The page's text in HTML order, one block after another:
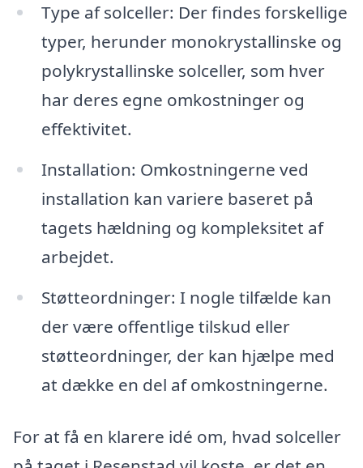
Type af solceller: Der findes forskellige
typer, herunder monokrystallinske og
polykrystallinske solceller, som hver
har deres egne omkostninger og
effektivitet.
Installation: Omkostningerne ved
installation kan variere baseret på
tagets hældning og kompleksitet af
arbejdet.
Støtteordninger: I nogle tilfælde kan
der være offentlige tilskud eller
støtteordninger, der kan hjælpe med
at dække en del af omkostningerne.
For at få en klarere idé om, hvad solceller